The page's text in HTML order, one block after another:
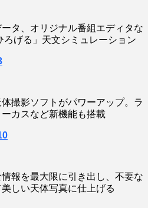
タ、オリジナル番組エディタな
ろげる」天文シミュレーション
撮影ソフトがパワーアップ。ラ
カスなど新機能も搭載
報を最大限に引き出し、不要な
しい天体写真に仕上げる